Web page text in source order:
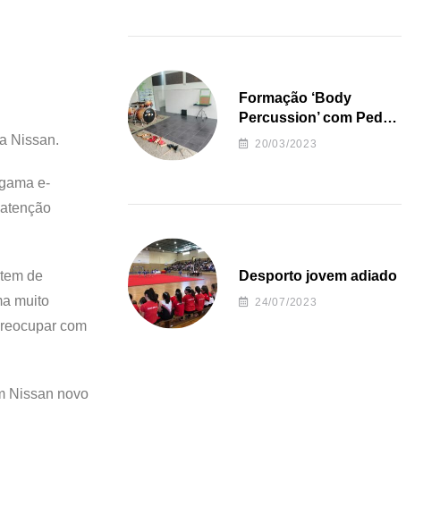
Nissan.
e-
de
muito
com
Nissan novo
Formação ‘Body
Percussion’ com Pedro
Almeida
20/03/2023
Desporto jovem adiado
24/07/2023